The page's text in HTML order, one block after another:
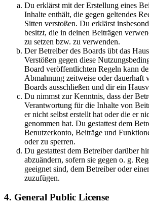
Du erklärst mit der Erstellung eines
Inhalte enthält, die gegen geltendes
Sitten verstoßen. Du erklärst
besitzt, die in deinen Beiträgen
zu setzen bzw. zu verwenden.
Der Betreiber des Boards übt das
Verstößen gegen diese
Board veröffentlichten Regeln kann
Abmahnung zeitweise oder dauerhaft
Boards ausschließen und dir ein
Du nimmst zur Kenntnis, dass der
Verantwortung für die Inhalte von
er nicht selbst erstellt hat oder die er
genommen hat. Du gestattest dem
Benutzerkonto, Beiträge und
oder zu sperren.
Du gestattest dem Betreiber darüber
abzuändern, sofern sie gegen o. g.
geeignet sind, dem Betreiber oder
zuzufügen.
4. General Public License